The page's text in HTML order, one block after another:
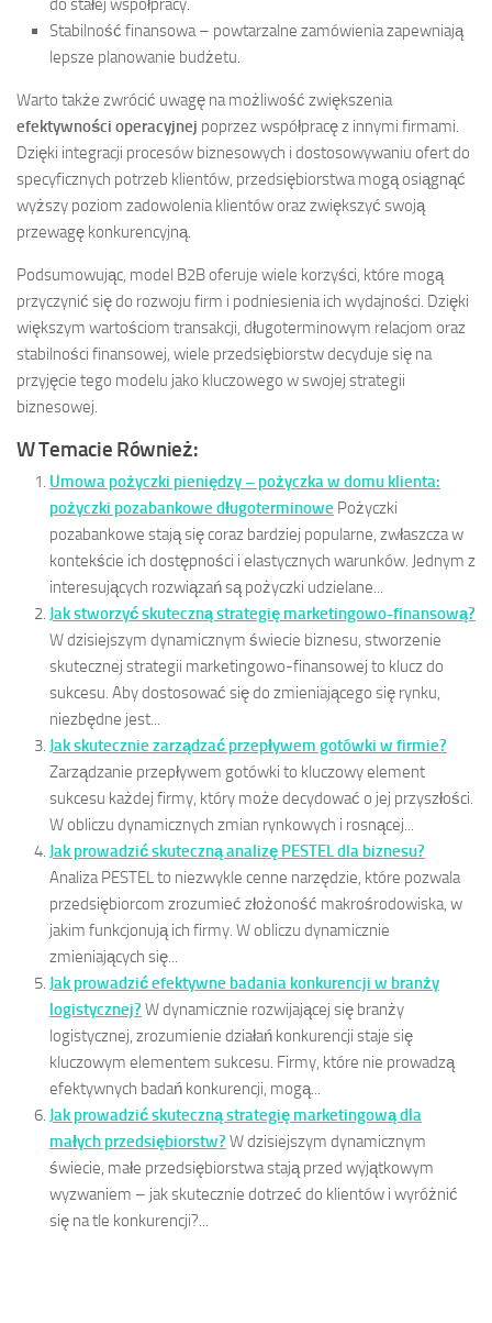
do stałej współpracy.
Stabilność finansowa – powtarzalne zamówienia zapewniają
lepsze planowanie budżetu.
Warto także zwrócić uwagę na możliwość zwiększenia
efektywności operacyjnej poprzez współpracę z innymi firmami.
Dzięki integracji procesów biznesowych i dostosowywaniu ofert do
specyficznych potrzeb klientów, przedsiębiorstwa mogą osiągnąć
wyższy poziom zadowolenia klientów oraz zwiększyć swoją
przewagę konkurencyjną.
Podsumowując, model B2B oferuje wiele korzyści, które mogą
przyczynić się do rozwoju firm i podniesienia ich wydajności. Dzięki
większym wartościom transakcji, długoterminowym relacjom oraz
stabilności finansowej, wiele przedsiębiorstw decyduje się na
przyjęcie tego modelu jako kluczowego w swojej strategii
biznesowej.
W Temacie Również:
Umowa pożyczki pieniędzy – pożyczka w domu klienta:
pożyczki pozabankowe długoterminowe Pożyczki
pozabankowe stają się coraz bardziej popularne, zwłaszcza w
kontekście ich dostępności i elastycznych warunków. Jednym z
interesujących rozwiązań są pożyczki udzielane...
Jak stworzyć skuteczną strategię marketingowo-finansową?
W dzisiejszym dynamicznym świecie biznesu, stworzenie
skutecznej strategii marketingowo-finansowej to klucz do
sukcesu. Aby dostosować się do zmieniającego się rynku,
niezbędne jest...
Jak skutecznie zarządzać przepływem gotówki w firmie?
Zarządzanie przepływem gotówki to kluczowy element
sukcesu każdej firmy, który może decydować o jej przyszłości.
W obliczu dynamicznych zmian rynkowych i rosnącej...
Jak prowadzić skuteczną analizę PESTEL dla biznesu?
Analiza PESTEL to niezwykle cenne narzędzie, które pozwala
przedsiębiorcom zrozumieć złożoność makrośrodowiska, w
jakim funkcjonują ich firmy. W obliczu dynamicznie
zmieniających się...
Jak prowadzić efektywne badania konkurencji w branży
logistycznej? W dynamicznie rozwijającej się branży
logistycznej, zrozumienie działań konkurencji staje się
kluczowym elementem sukcesu. Firmy, które nie prowadzą
efektywnych badań konkurencji, mogą...
Jak prowadzić skuteczną strategię marketingową dla
małych przedsiębiorstw? W dzisiejszym dynamicznym
świecie, małe przedsiębiorstwa stają przed wyjątkowym
wyzwaniem – jak skutecznie dotrzeć do klientów i wyróżnić
się na tle konkurencji?...